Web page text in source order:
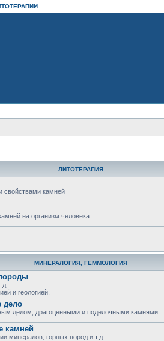
ЛИТОТЕРАПИЯ
свойствами камней
на организм человека
МИНЕРАЛОГИЯ, ГЕММОЛОГИЯ
и геологией.
дело
делом, драгоценными и поделочными камнями
камней
минералов, горных пород и т.д